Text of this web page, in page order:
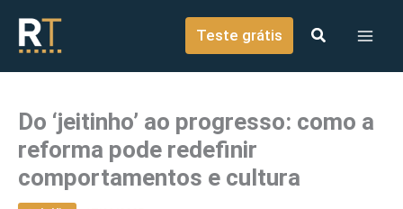
conteúdo
Teste grátis
Do ‘jeitinho’ ao progresso: como a
reforma pode redefinir
comportamentos e cultura